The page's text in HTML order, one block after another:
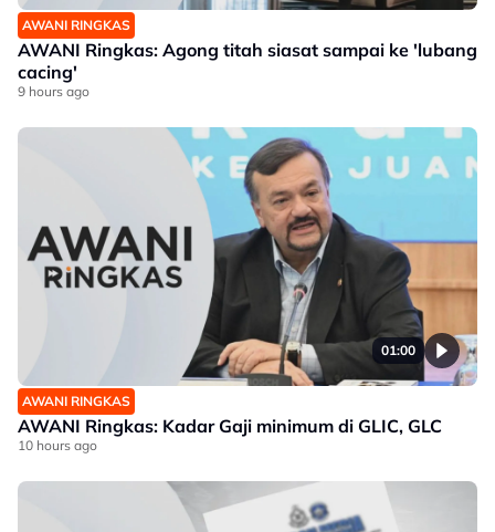
AWANI RINGKAS
AWANI Ringkas: Agong titah siasat sampai ke 'lubang
cacing'
9 hours ago
01:00
AWANI RINGKAS
AWANI Ringkas: Kadar Gaji minimum di GLIC, GLC
10 hours ago